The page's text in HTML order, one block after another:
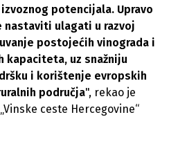
potencijala. Upravo
nastaviti ulagati u razvoj
postojećih vinograda i
kapaciteta, uz snažniju
i korištenje evropskih
područja", rekao je
ceste Hercegovine“